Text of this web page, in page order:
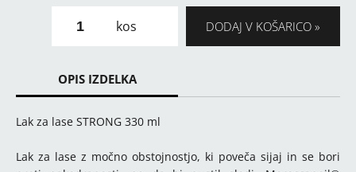
DODAJ V KOŠARICO
kos
OPIS IZDELKA
Lak za lase STRONG 330 ml
Lak za lase z močno obstojnostjo, ki poveča sijaj in se bori